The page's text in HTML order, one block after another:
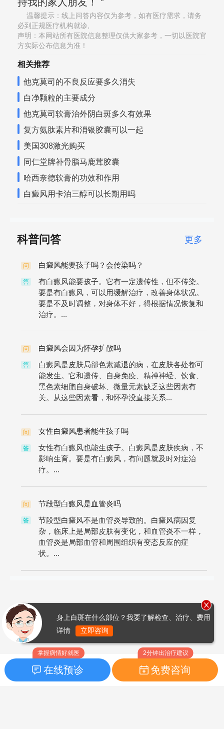
温馨提示：线上问答内容仅为参考，如有医疗需求，请务
必到正规医疗机构就诊,
声明：本网站所有医院信息整理仅供大家参考，一切以医院官
方实际公布信息为准！
相关推荐
他克莫司的不良反应要多久消失
白净颗粒的主要成分
他克莫司软膏治外阴白斑多久有效果
复方氨肽素片和消银胶囊可以一起
美国308激光购买
同仁堂牌补骨脂马鹿茸胶囊
哈西奈德软膏的功效和作用
白癜风用卡泊三醇可以长期用吗
科普问答 更多
问 白癜风能要孩子吗？会传染吗？
答
有白癜风能要孩子。它有一定遗传性，但不传染。
要是有白癜风，可以用缓解治疗，改善身体状况。
要是不及时调整，对身体不好，得根据情况恢复和
治疗。...
问 白癜风会因为怀孕扩散吗
答
白癜风是皮肤局部色素减退的病，在皮肤各处都可
能发生。它和遗传、自身免疫、精神神经、饮食、
黑色素细胞自身破坏、微量元素缺乏这些因素有
关。从这些因素看，和怀孕没直接关系...
问 女性白癜风患者能生孩子吗
答
女性有白癜风也能生孩子。白癜风是皮肤疾病，不
影响生育。要是有白癜风，有问题就及时对症治
疗。...
问 节段型白癜风是血管炎吗
答
节段型白癜风不是血管炎导致的。白癜风病因复
杂，临床上是局部皮肤有变化，和血管炎不一样，
血管炎是局部血管和周围组织有变态反应的症
状。...
掌握病情好就医
在线预诊
2分钟出治疗建议
免费咨询
身上白斑在什么部位？我要了解检查、治疗、费用
详情
立即咨询